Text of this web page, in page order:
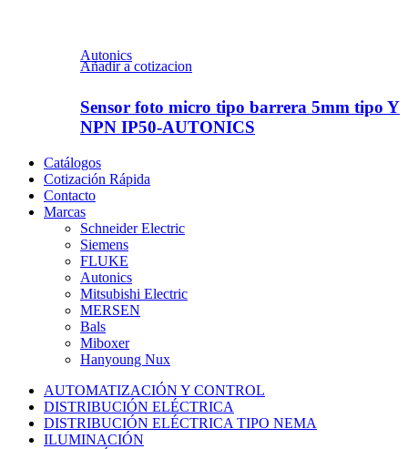
Autonics
Añadir a cotizacion
Sensor foto micro tipo barrera 5mm tipo Y
NPN IP50-AUTONICS
Catálogos
Cotización Rápida
Contacto
Marcas
Schneider Electric
Siemens
FLUKE
Autonics
Mitsubishi Electric
MERSEN
Bals
Miboxer
Hanyoung Nux
AUTOMATIZACIÓN Y CONTROL
DISTRIBUCIÓN ELÉCTRICA
DISTRIBUCIÓN ELÉCTRICA TIPO NEMA
ILUMINACIÓN